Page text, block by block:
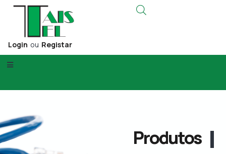
Login ou Registar
Produtos